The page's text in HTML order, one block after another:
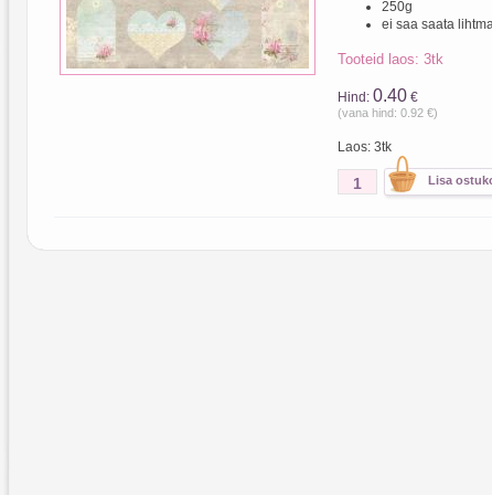
250g
ei saa saata
Tooteid laos: 3tk
Hind: 0.40 €
(vana hind: 0.92 €)
Laos: 3tk